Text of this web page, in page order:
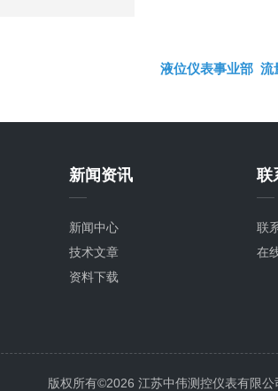
液位仪表事业部 流
新闻资讯
新闻中心
技术文章
资料下载
联
联
在
版权所有©2026 江苏中伟测控仪表有限